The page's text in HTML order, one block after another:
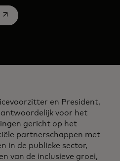
in a new tab
en President,
voor het
gericht op het
partnerschappen met
in de publieke sector,
van de inclusieve groei,